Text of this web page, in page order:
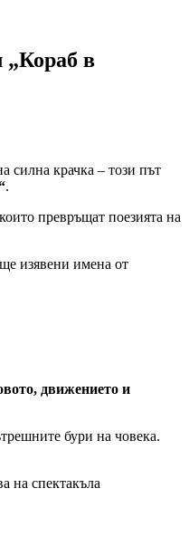
„Кораб в
силна крачка – този път
.
превръщат поезията на
изявени имена от
движението и
бури на човека.
на спектакъла